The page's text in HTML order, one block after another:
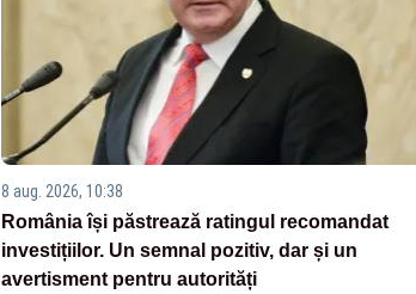
8 aug. 2026, 10:38
România își păstrează ratingul recomandat
investițiilor. Un semnal pozitiv, dar și un
avertisment pentru autorități